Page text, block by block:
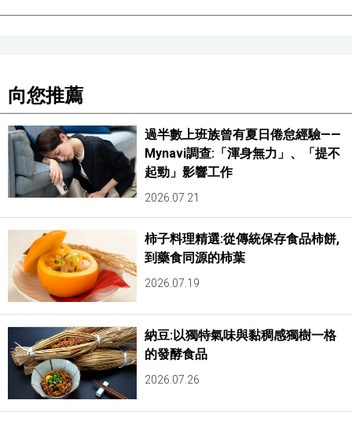
向您推薦
過半數上班族曾有夏日倦怠經驗——
Mynavi調查:「渾身無力」、「提不
起勁」影響工作
2026.07.21
柿子料理精選:從傳統保存食品柿餅,
到藥食同源的柿葉
2026.07.19
納豆:以獨特氣味與黏稠感獨樹一格
的發酵食品
2026.07.26